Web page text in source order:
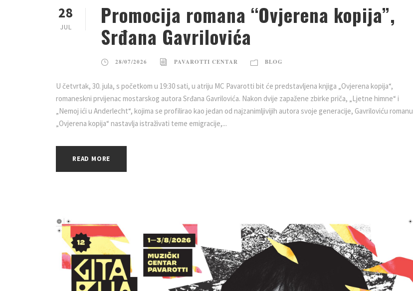
28
JUL
Promocija romana “Ovjerena kopija”,
Srđana Gavrilovića
28/07/2026 PAVAROTTI CENTAR BLOG
U četvrtak, 30. jula, s početkom u 19:30 sati, u atriju MC Pavarotti bit će predstavljena knjiga „Ovjerena kopija“,
romaneskni prvijenac mostarskog autora Srđana Gavrilovića. Nakon dvije zapažene zbirke priča, „Ljetne himne“ i
„Nemoj ići u Anderlecht“, kojima se profilirao kao jedan od najzanimljivijih autora svoje generacije, Gavriloviću romanu
„Ovjerena kopija“ nastavlja istraživati teme emigracije,...
READ MORE